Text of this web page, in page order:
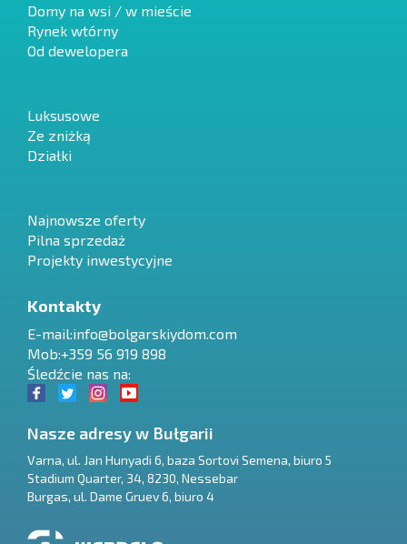
Domy na wsi / w mieście
Rynek wtórny
Od dewelopera
Luksusowe
Ze zniżką
Działki
Najnowsze oferty
Pilna sprzedaż
Projekty inwestycyjne
Kontakty
E-mail:info@bolgarskiydom.com
Mob:+359 56 919 898
Śledźcie nas na:
Nasze adresy w Bułgarii
Varna, ul. Jan Hunyadi 6, baza Sortovi Semena, biuro 5
Stadium Quarter, 34, 8230, Nessebar
Burgas, ul. Dame Gruev 6, biuro 4